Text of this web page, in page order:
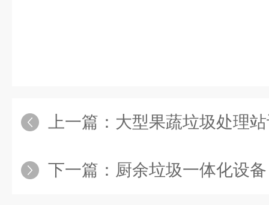
上一篇： 大型果蔬垃圾处理
下一篇： 厨余垃圾一体化设备